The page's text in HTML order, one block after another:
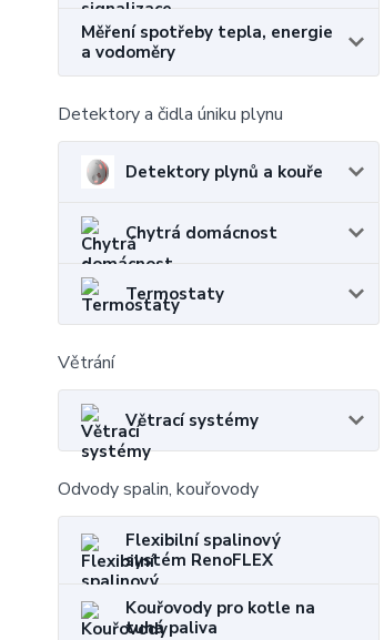
Měření spotřeby tepla, energie
a vodoměry
Detektory a čidla úniku plynu
Detektory plynů a kouře
Chytrá domácnost
Termostaty
Větrání
Větrací systémy
Odvody spalin, kouřovody
Flexibilní spalinový
systém RenoFLEX
Kouřovody pro kotle na
tuhá paliva